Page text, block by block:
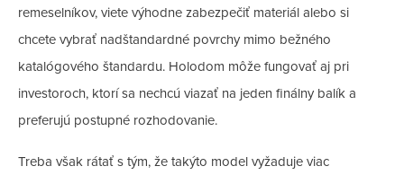
remeselníkov, viete výhodne zabezpečiť materiál alebo si
chcete vybrať nadštandardné povrchy mimo bežného
katalógového štandardu. Holodom môže fungovať aj pri
investoroch, ktorí sa nechcú viazať na jeden finálny balík a
preferujú postupné rozhodovanie.
Treba však rátať s tým, že takýto model vyžaduje viac